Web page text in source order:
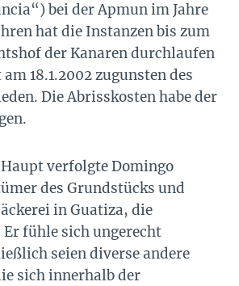
bei der Apmun im Jahre
hat die Instanzen bis zum
der Kanaren durchlaufen
18.1.2002 zugunsten des
Die Abrisskosten habe der
verfolgte Domingo
des Grundstücks und
in Guatiza, die
fühle sich ungerecht
seien diverse andere
sich innerhalb der